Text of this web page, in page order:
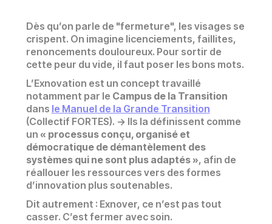
Dès qu’on parle de "fermeture", les visages se
crispent. On imagine licenciements, faillites,
renoncements douloureux. Pour sortir de
cette peur du vide, il faut poser les bons mots.
L’Exnovation est un concept travaillé
notamment par le Campus de la Transition
dans le Manuel de la Grande Transition
(Collectif FORTES). -> Ils la définissent comme
un « processus conçu, organisé et
démocratique de démantèlement des
systèmes qui ne sont plus adaptés », afin de
réallouer les ressources vers des formes
d’innovation plus soutenables.
Dit autrement : Exnover, ce n’est pas tout
casser. C’est fermer avec soin.